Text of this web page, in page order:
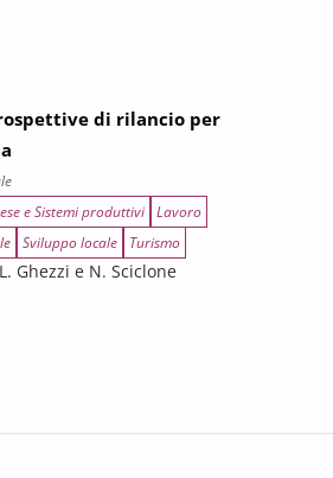
di rilancio per
e Sistemi produttivi Lavoro
Sviluppo locale Turismo
Ghezzi e N. Sciclone
di rilancio per l’economia toscana